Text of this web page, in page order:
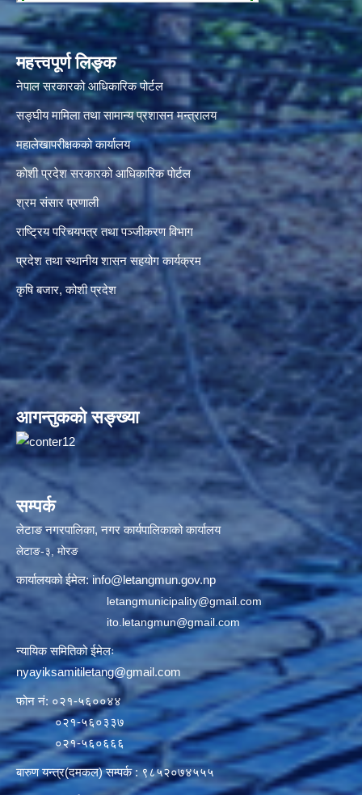
महत्त्वपूर्ण लिङ्क
नेपाल सरकारको आधिकारिक पोर्टल
सङ्‍घीय मामिला तथा सामान्य प्रशासन मन्त्रालय
महालेखापरीक्षकको कार्यालय
कोशी प्रदेश सरकारको आधिकारिक पोर्टल
श्रम संसार प्रणाली
राष्ट्रिय परिचयपत्र तथा पञ्जीकरण विभाग
प्रदेश तथा स्थानीय शासन सहयोग कार्यक्रम
कृषि बजार, कोशी प्रदेश
आगन्तुकको सङ्ख्या
सम्पर्क
लेटाङ नगरपालिका, नगर कार्यपालिकाको कार्यालय
लेटाङ-३, मोरङ
कार्यालयको ईमेल:info@letangmun.gov.np
letangmunicipality@gmail.com
ito.letangmun@gmail.com
न्यायिक समितिको ईमेलः
nyayiksamitiletang@gmail.com
फोन नं: ०२१-५६००४४
०२१-५६०३३७
०२१-५६०६६६
बारुण यन्त्र(दमकल) सम्पर्क : ९८५२०७४५५५